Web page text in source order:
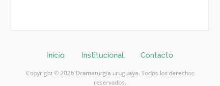
Inicio Institucional Contacto
Copyright © 2026 Dramaturgia uruguaya. Todos los derechos
reservados.